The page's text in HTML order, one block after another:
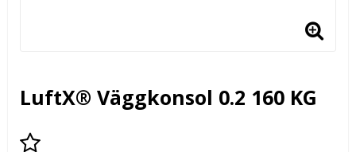
LuftX® Väggkonsol 0.2 160 KG